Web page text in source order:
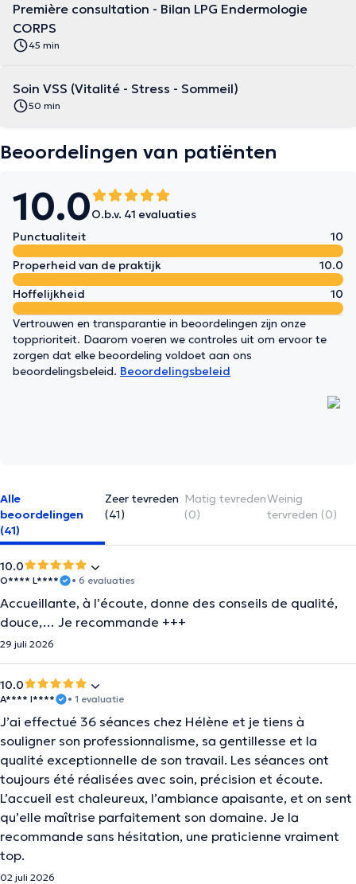
Première consultation - Bilan LPG Endermologie
CORPS
45 min
Soin VSS (Vitalité - Stress - Sommeil)
50 min
Beoordelingen van patiënten
10.0O.b.v. 41 evaluaties
Punctualiteit
10
Properheid van de praktijk
10.0
Hoffelijkheid
10
Vertrouwen en transparantie in beoordelingen zijn onze
topprioriteit. Daarom voeren we controles uit om ervoor te
zorgen dat elke beoordeling voldoet aan ons
beoordelingsbeleid. Beoordelingsbeleid
Alle
beoordelingen
(41)
Zeer tevreden
(41)
Matig tevreden
(0)
Weinig
tervreden (0)
10.0
O**** L**** • 6 evaluaties
Accueillante, à l’écoute, donne des conseils de qualité,
douce,… Je recommande +++
29 juli 2026
10.0
A**** I**** • 1 evaluatie
J’ai effectué 36 séances chez Hélène et je tiens à
souligner son professionnalisme, sa gentillesse et la
qualité exceptionnelle de son travail. Les séances ont
toujours été réalisées avec soin, précision et écoute.
L’accueil est chaleureux, l’ambiance apaisante, et on sent
qu’elle maîtrise parfaitement son domaine. Je la
recommande sans hésitation, une praticienne vraiment
top.
02 juli 2026